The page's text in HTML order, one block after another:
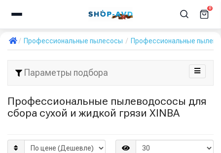
0
Профессиональные пылесосы Профессиональные
Параметры подбора
Профессиональные пылеводососы для
сбора сухой и жидкой грязи XINBA